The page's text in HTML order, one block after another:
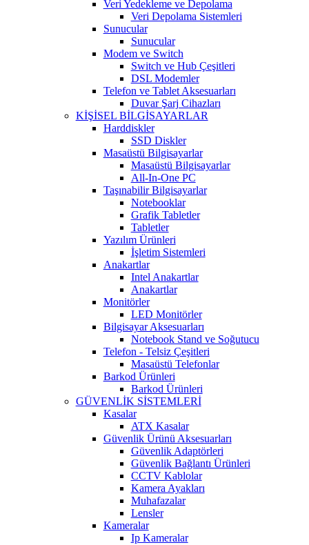
Veri Yedekleme ve Depolama
Veri Depolama Sistemleri
Sunucular
Sunucular
Modem ve Switch
Switch ve Hub Çeşitleri
DSL Modemler
Telefon ve Tablet Aksesuarları
Duvar Şarj Cihazları
KİŞİSEL BİLGİSAYARLAR
Harddiskler
SSD Diskler
Masaüstü Bilgisayarlar
Masaüstü Bilgisayarlar
All-In-One PC
Taşınabilir Bilgisayarlar
Notebooklar
Grafik Tabletler
Tabletler
Yazılım Ürünleri
İşletim Sistemleri
Anakartlar
Intel Anakartlar
Anakartlar
Monitörler
LED Monitörler
Bilgisayar Aksesuarları
Notebook Stand ve Soğutucu
Telefon - Telsiz Çeşitleri
Masaüstü Telefonlar
Barkod Ürünleri
Barkod Ürünleri
GÜVENLİK SİSTEMLERİ
Kasalar
ATX Kasalar
Güvenlik Ürünü Aksesuarları
Güvenlik Adaptörleri
Güvenlik Bağlantı Ürünleri
CCTV Kablolar
Kamera Ayakları
Muhafazalar
Lensler
Kameralar
Ip Kameralar